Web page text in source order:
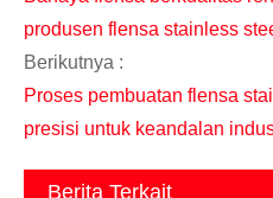
produsen flensa stainless
Berikutnya :
Proses pembuatan flensa
presisi untuk keandalan
Berita Terkait